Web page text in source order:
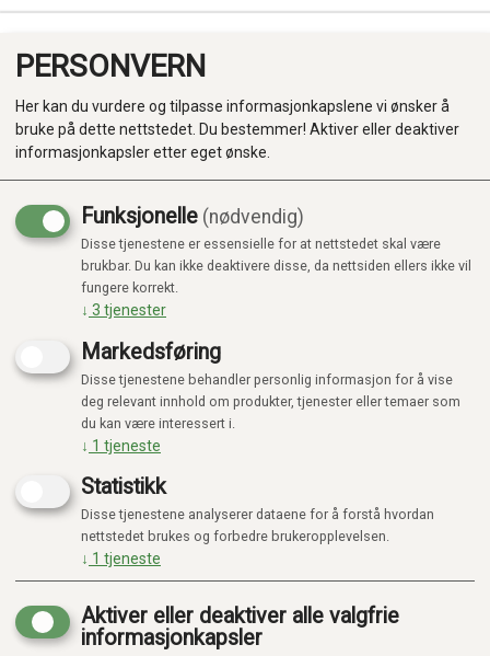
Produkter
Kategorier
PERSONVERN
Her kan du vurdere og tilpasse informasjonkapslene vi ønsker å
bruke på dette nettstedet. Du bestemmer! Aktiver eller deaktiver
informasjonkapsler etter eget ønske.
Funksjonelle (nødvendig)
Disse tjenestene er essensielle for at nettstedet skal være
brukbar. Du kan ikke deaktivere disse, da nettsiden ellers ikke vil
fungere korrekt.
↓ 3 tjenester
Markedsføring
Disse tjenestene behandler personlig informasjon for å vise
deg relevant innhold om produkter, tjenester eller temaer som
du kan være interessert i.
↓ 1 tjeneste
Statistikk
Disse tjenestene analyserer dataene for å forstå hvordan
nettstedet brukes og forbedre brukeropplevelsen.
↓ 1 tjeneste
Aktiver eller deaktiver alle valgfrie
informasjonkapsler